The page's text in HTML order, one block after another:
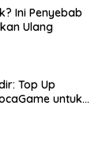
Ini Penyebab
Ulang
Top Up
untuk